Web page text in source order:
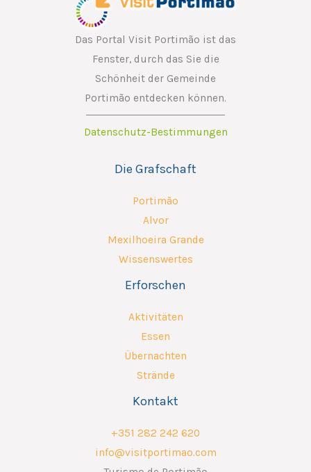
Das Portal Visit Portimão ist das
Fenster, durch das Sie die
Schönheit der Gemeinde
Portimão entdecken können.
Datenschutz-Bestimmungen
Die Grafschaft
Portimão
Alvor
Mexilhoeira Grande
Wissenswertes
Erforschen
Aktivitäten
Essen
Übernachten
Strände
Kontakt
+351 282 242 620
info@visitportimao.com